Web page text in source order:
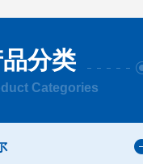
分类
Categories